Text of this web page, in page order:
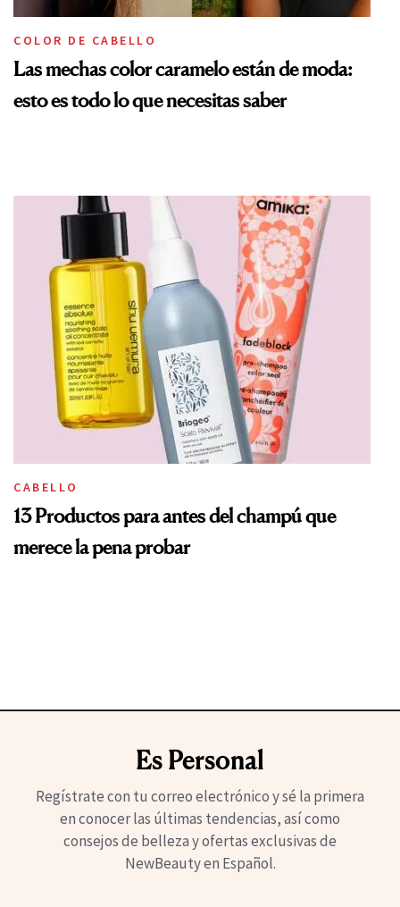
COLOR DE CABELLO
Las mechas color caramelo están de moda:
esto es todo lo que necesitas saber
CABELLO
13 Productos para antes del champú que
merece la pena probar
Es Personal
Regístrate con tu correo electrónico y sé la primera
en conocer las últimas tendencias, así como
consejos de belleza y ofertas exclusivas de
NewBeauty en Español.